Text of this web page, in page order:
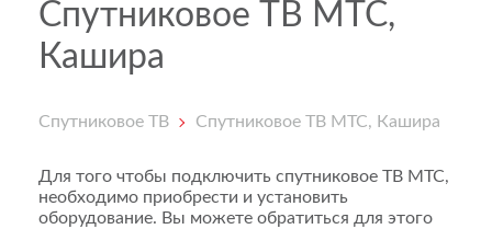
Спутниковое ТВ МТС,
Кашира
Спутниковое ТВ Спутниковое ТВ МТС, Кашира
Для того чтобы подключить спутниковое ТВ МТС,
необходимо приобрести и установить
оборудование. Вы можете обратиться для этого